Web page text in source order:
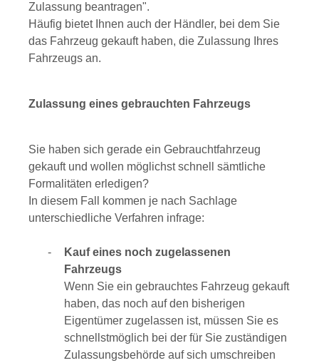
Zulassung beantragen".
Häufig bietet Ihnen auch der Händler, bei dem Sie
das Fahrzeug gekauft haben, die Zulassung Ihres
Fahrzeugs an.
Zulassung eines gebrauchten Fahrzeugs
Sie haben sich gerade ein Gebrauchtfahrzeug
gekauft und wollen möglichst schnell sämtliche
Formalitäten erledigen?
In diesem Fall kommen je nach Sachlage
unterschiedliche Verfahren infrage:
Kauf eines noch zugelassenen
Fahrzeugs
Wenn Sie ein gebrauchtes Fahrzeug gekauft
haben, das noch auf den bisherigen
Eigentümer zugelassen ist, müssen Sie es
schnellstmöglich bei der für Sie zuständigen
Zulassungsbehörde auf sich umschreiben